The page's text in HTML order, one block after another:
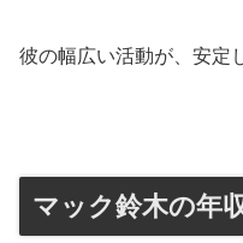
彼の幅広い活動が、安定
マック鈴木の年